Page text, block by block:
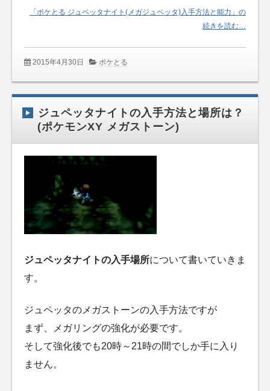
「ポケとる ジュペッタナイト(メガジュペッタ)入手方法と能力」の
続きを読む…
2015年4月30日 ポケとる
ジュペッタナイトの入手方法と場所は？
(ポケモンXY メガストーン)
ジュペッタナイトの入手場所について書いていきま
す。
ジュペッタのメガストーンの入手方法ですが
まず、メガリングの強化が必要です。
そして強化後でも20時～21時の間でしか手に入り
ません。